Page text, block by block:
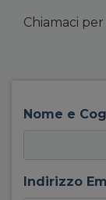
Chiamaci
field
Nome e
Indirizzo